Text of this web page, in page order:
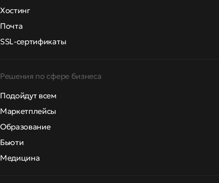
Хостинг
Почта
SSL-сертификаты
Решения по сфере бизнеса
Подойдут всем
Маркетплейсы
Образование
Бьюти
Медицина